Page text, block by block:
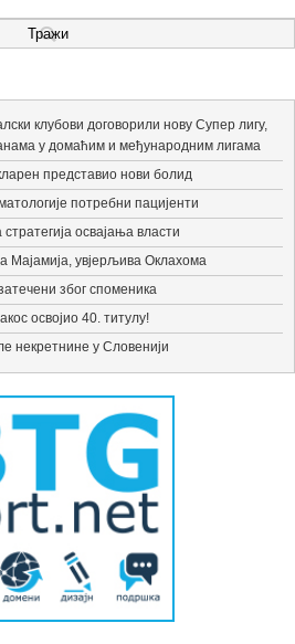
клубови договорили нову Супер лигу,
у домаћим и међународним лигама
представио нови болид
потребни пацијенти
стратегија освајања власти
Мајамија, увјерљива Оклахома
због споменика
освојио 40. титулу!
некретнине у Словенији